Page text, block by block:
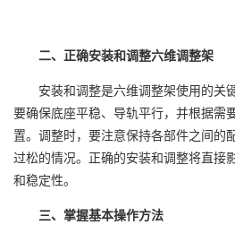
二、正确安装和调整六维调整架
安装和调整是六维调整架使用的关
要确保底座平稳、导轨平行，并根据需
置。调整时，要注意保持各部件之间的
过松的情况。正确的安装和调整将直接
和稳定性。
三、掌握基本操作方法